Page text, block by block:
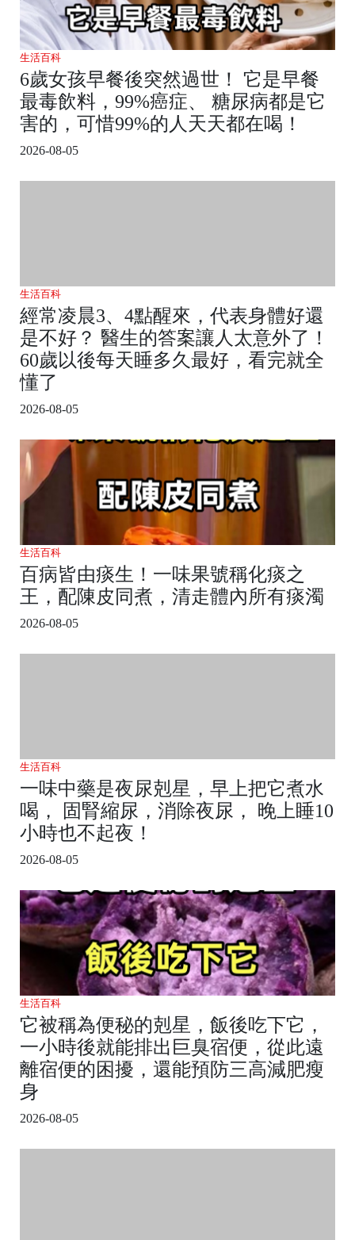
生活百科
6歲女孩早餐後突然過世！ 它是早餐
最毒飲料，99%癌症、 糖尿病都是它
害的，可惜99%的人天天都在喝！
2026-08-05
生活百科
經常凌晨3、4點醒來，代表身體好還
是不好？ 醫生的答案讓人太意外了！
60歲以後每天睡多久最好，看完就全
懂了
2026-08-05
生活百科
百病皆由痰生！一味果號稱化痰之
王，配陳皮同煮，清走體內所有痰濁
2026-08-05
生活百科
一味中藥是夜尿剋星，早上把它煮水
喝， 固腎縮尿，消除夜尿， 晚上睡10
小時也不起夜！
2026-08-05
生活百科
它被稱為便秘的剋星，飯後吃下它，
一小時後就能排出巨臭宿便，從此遠
離宿便的困擾，還能預防三高減肥瘦
身
2026-08-05